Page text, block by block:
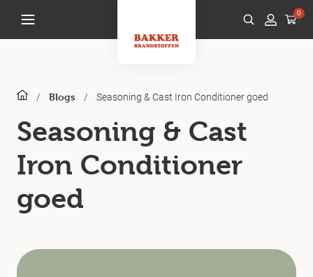
0
/ Blogs / Seasoning & Cast Iron Conditioner goed
Seasoning & Cast
Iron Conditioner
goed